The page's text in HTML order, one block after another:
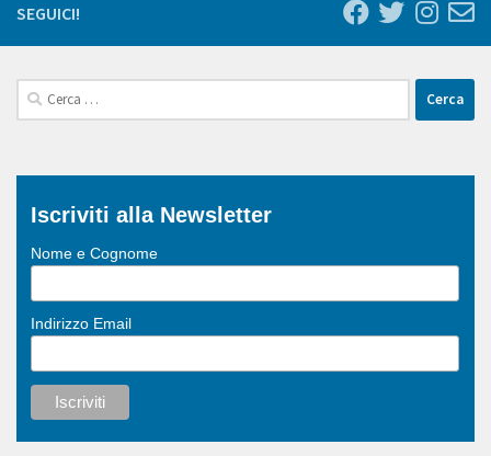
SEGUICI!
Ricerca
per:
Iscriviti alla Newsletter
Nome e Cognome
Indirizzo Email